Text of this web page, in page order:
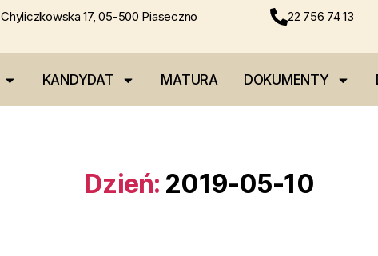
Chyliczkowska 17, 05-500 Piaseczno 22 756 74 13
KANDYDAT MATURA DOKUMENTY
Dzień: 2019-05-10